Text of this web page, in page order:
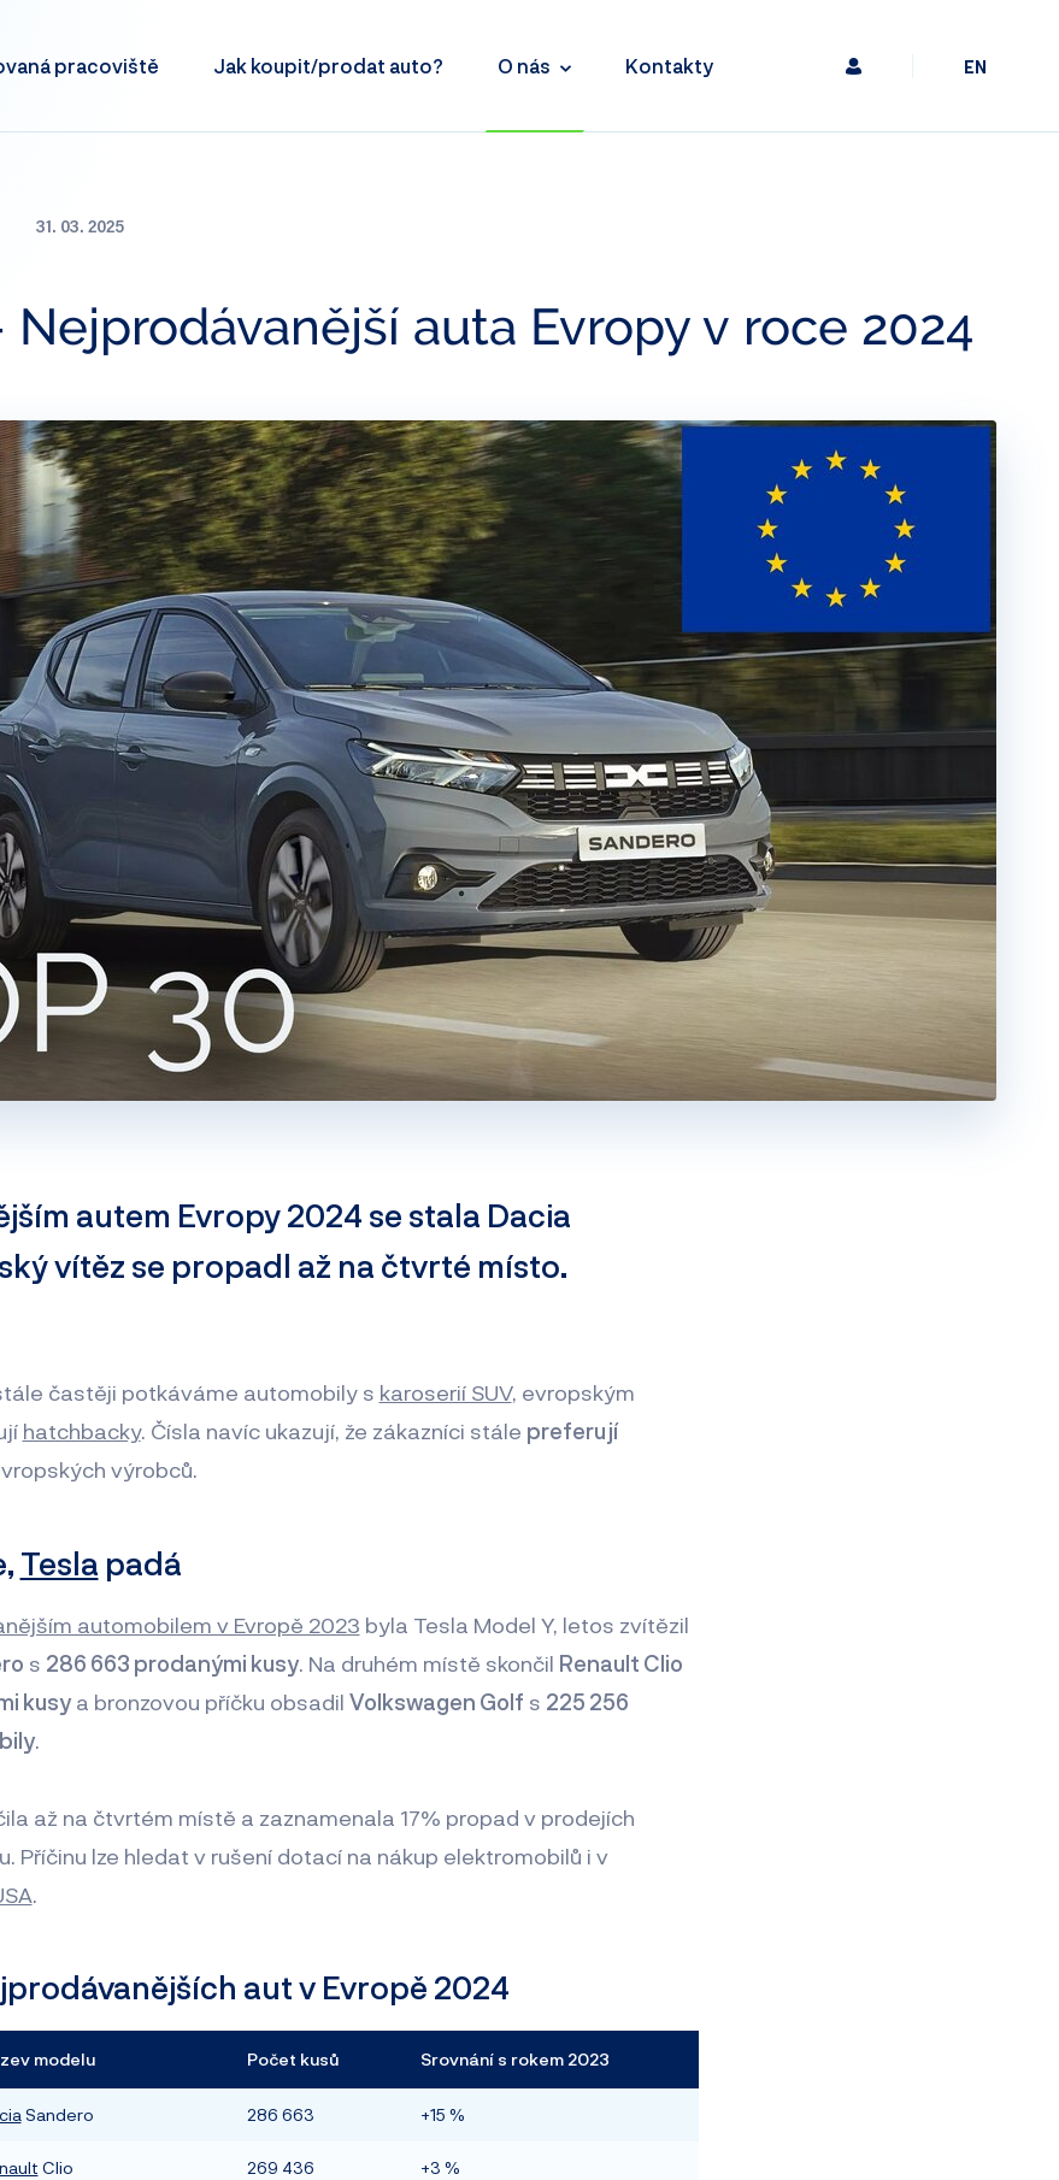
pracoviště Jak koupit/prodat auto? O nás Kontakty EN
Nejprodávanější auta Evropy v roce 2024
31. 03. 2025
autem Evropy 2024 se stala Dacia
vítěz se propadl až na čtvrté místo.
častěji potkáváme automobily s karoserií SUV, evropským
hatchbacky. Čísla navíc ukazují, že zákazníci stále preferují
výrobců.
Tesla padá
automobilem v Evropě 2023 byla Tesla Model Y, letos zvítězil
s 286 663 prodanými kusy. Na druhém místě skončil Renault Clio
kusya bronzovou příčku obsadil Volkswagen Golf s 225 256
.
až na čtvrtém místě a zaznamenala 17% propad v prodejích
Příčinu lze hledat v rušení dotací na nákup elektromobilů i v
.
aut v Evropě 2024
modelu Počet kusů Srovnání s rokem 2023
Sandero 286 663 +15 %
Clio 269 436 +3 %